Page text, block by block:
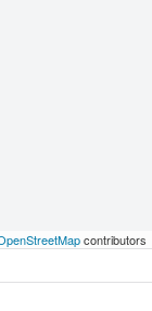
contributors